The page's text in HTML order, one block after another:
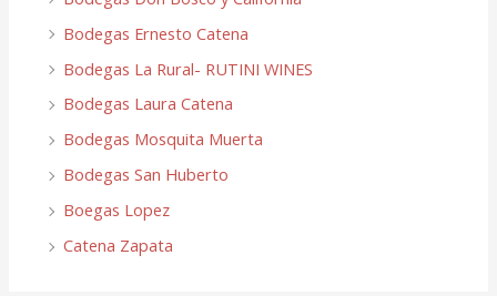
Bodegas Ernesto Catena
Bodegas La Rural- RUTINI WINES
Bodegas Laura Catena
Bodegas Mosquita Muerta
Bodegas San Huberto
Boegas Lopez
Catena Zapata